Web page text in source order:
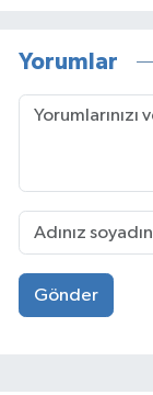
Yorumlar
Gönder